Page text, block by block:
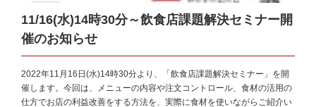
11/16(水)14時30分～飲食店課題解決セミナー開
催のお知らせ
2022年11月16日(水)14時30分より、「飲食店課題解決セミナー」を開
催します。今回は、メニューの内容や注文コントロール、食材の活用の
仕方でお店の利益改善をする方法を、実際に食材を使いながらご紹介い